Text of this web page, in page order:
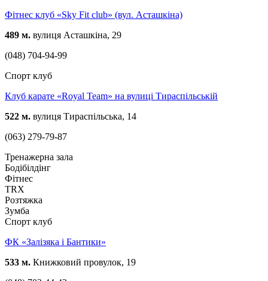
Фітнес клуб «Sky Fit club» (вул. Асташкіна)
489 м. вулиця Асташкіна, 29
(048) 704-94-99
Спорт клуб
Клуб карате «Royal Team» на вулиці Тираспільській
522 м. вулиця Тираспільська, 14
(063) 279-79-87
Тренажерна зала
Бодібілдінг
Фітнес
TRX
Розтяжка
Зумба
Спорт клуб
ФК «Залізяка і Бантики»
533 м. Книжковий провулок, 19